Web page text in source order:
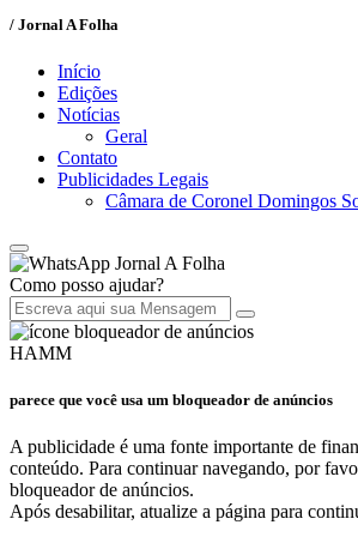
/ Jornal A Folha
Início
Edições
Notícias
Geral
Contato
Publicidades Legais
Câmara de Coronel Domingos
Jornal A Folha
Como posso ajudar?
HAMM
parece que você usa um bloqueador de anúncios
A publicidade é uma fonte importante de
conteúdo. Para continuar navegando, por
bloqueador de anúncios.
Após desabilitar, atualize a página para